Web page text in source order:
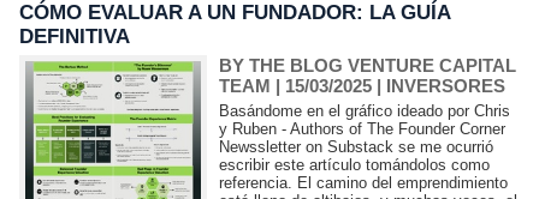
CÓMO EVALUAR A UN FUNDADOR: LA GUÍA
DEFINITIVA
BY THE BLOG VENTURE CAPITAL
TEAM | 15/03/2025 | INVERSORES
Basándome en el gráfico ideado por Chris
y Ruben - Authors of The Founder Corner
Newssletter on Substack se me ocurrió
escribir este artículo tomándolos como
referencia. El camino del emprendimiento